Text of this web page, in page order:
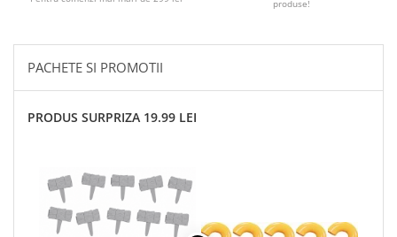
produse!
PACHETE SI PROMOTII
PRODUS SURPRIZA 19.99 LEI